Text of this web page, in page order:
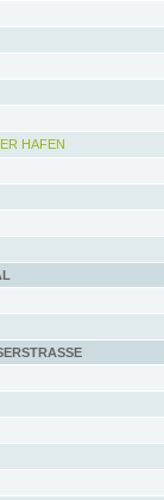
HAFEN